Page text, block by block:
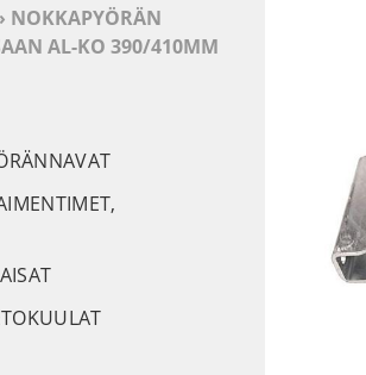
NOKKAPYÖRÄN
AL-KO 390/410MM